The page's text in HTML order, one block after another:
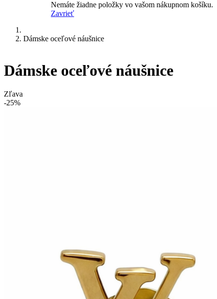
Nemáte žiadne položky vo vašom nákupnom košíku.
Zavrieť
Dámske oceľové náušnice
Dámske oceľové náušnice
Zľava
-25%